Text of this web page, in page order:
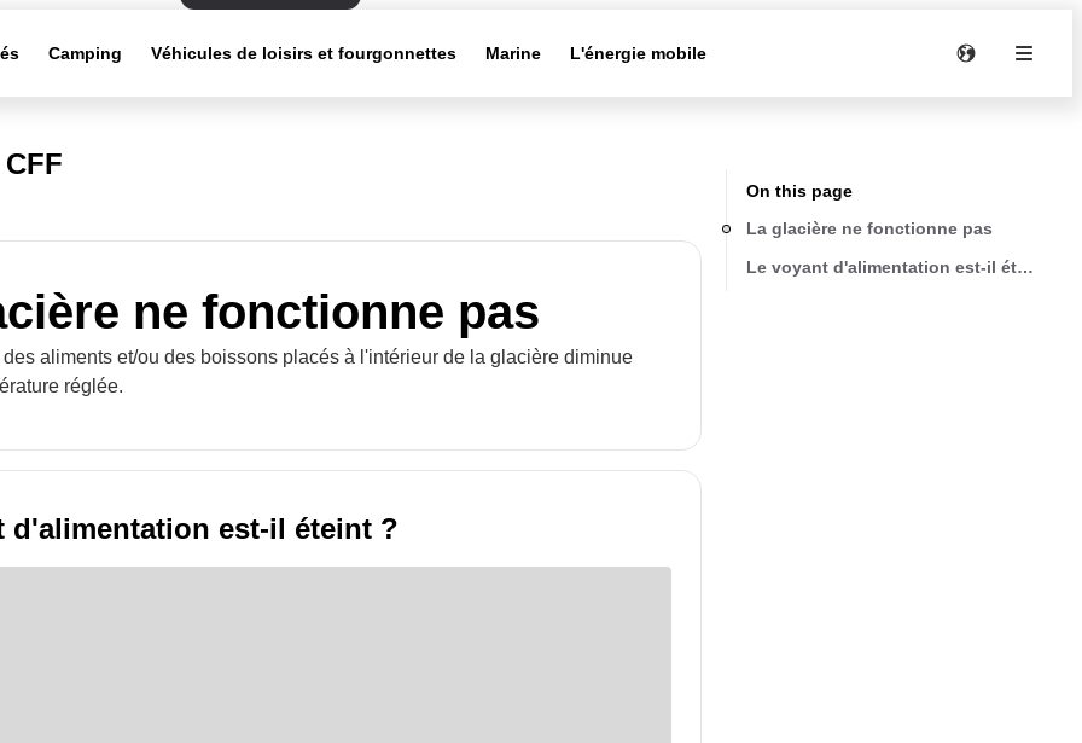
Camping Véhicules de loisirs et fourgonnettes Marine L'énergie mobile
ne fonctionne pas
aliments et/ou des boissons placés à l'intérieur de la glacière diminue
réglée.
d'alimentation est-il éteint ?
On this page
La glacière ne fonctionne pas
Le voyant d'alimentation est-il éteint ?